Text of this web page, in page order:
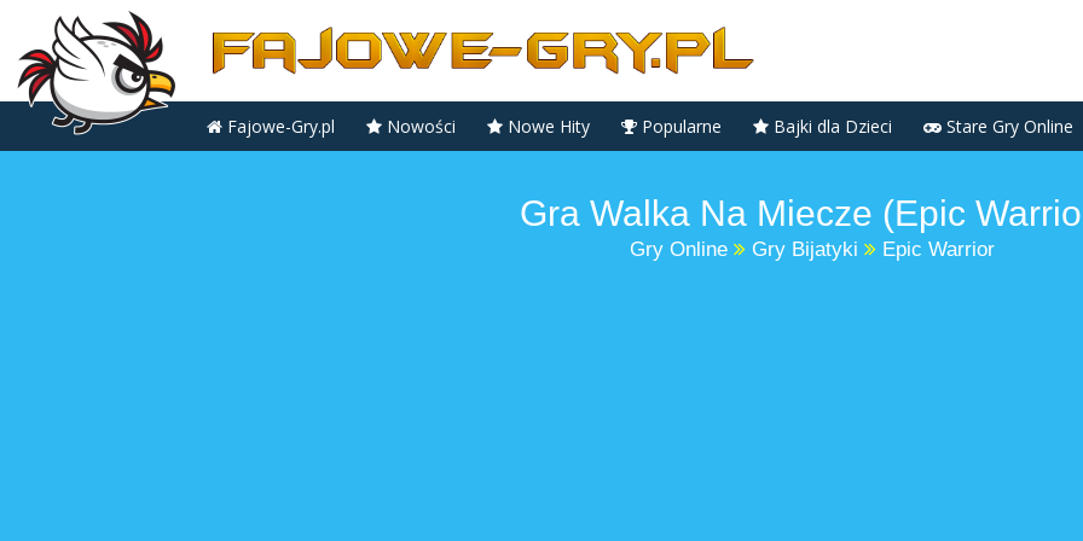
Fajowe-Gry.pl Nowości Nowe Hity Popularne Bajki dla Dzieci Stare Gry Online
Gra Walka Na Miecze (Epic
Gry Online Gry Bijatyki Epic Warrior